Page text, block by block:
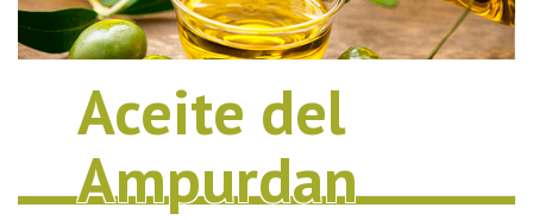
Aceite del
Ampurdan